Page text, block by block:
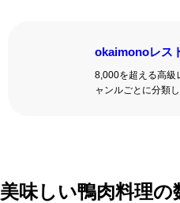
okaimonoレス
8,000を超える高級
ャンルごとに分類し
美味しい鴨肉料理